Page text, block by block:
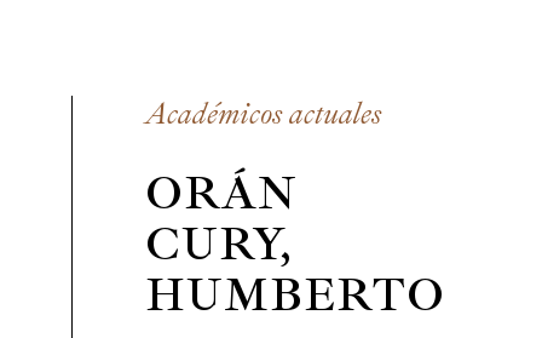
Académicos actuales
ORÁN
CURY,
HUMBERTO